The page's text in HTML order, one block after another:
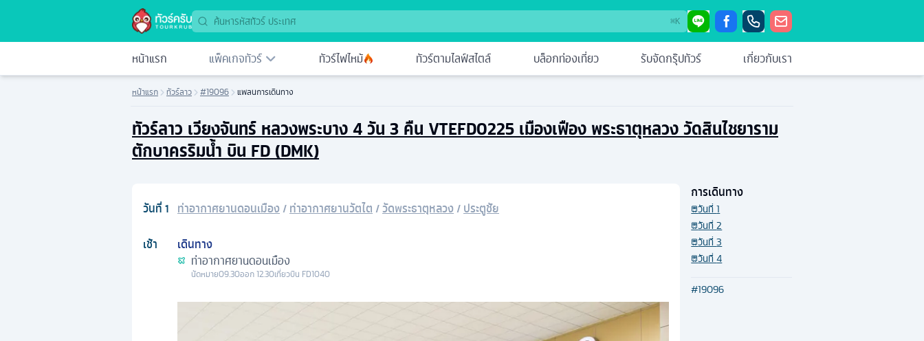
⌘K
หน้าแรก แพ็คเกจทัวร์ ทัวร์ไฟไหม้ ทัวร์ตามไลฟ์สไตล์ บล็อกท่องเที่ยว รับจัดกรุ๊ปทัวร์ เกี่ยวกับเรา
หน้าแรก ทัวร์ลาว #19096 แพลนการเดินทาง
ทัวร์ลาว เวียงจันทร์ หลวงพระบาง 4 วัน 3 คืน VTEFD0225 เมืองเฟือง พระธาตุหลวง วัดสินไชยาราม
ตักบาครริมน้ำ บิน FD (DMK)
วันที่1 ท่าอากาศยานดอนเมือง/ท่าอากาศยานวัตไต /วัดพระธาตุหลวง/ประตูชัย
เช้า
เดินทาง
ท่าอากาศยานดอนเมือง
นัดหมาย09.30ออก12.30เที่ยวบิน FD1040
การเดินทาง
วันที่1
วันที่2
วันที่3
วันที่4
#19096